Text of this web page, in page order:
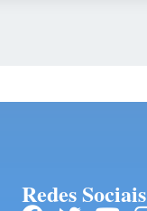
Redes Sociais